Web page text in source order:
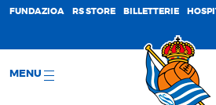
FUNDAZIOA RS STORE BILLETTERIE
MENU